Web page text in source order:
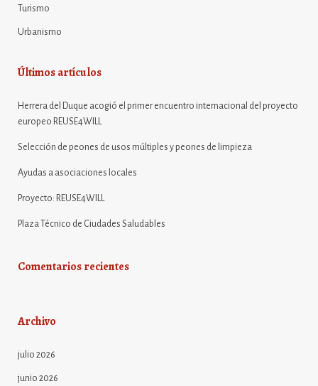
Turismo
Urbanismo
Últimos artículos
Herrera del Duque acogió el primer encuentro internacional del proyecto
europeo REUSE4WILL
Selección de peones de usos múltiples y peones de limpieza
Ayudas a asociaciones locales
Proyecto: REUSE4WILL
Plaza Técnico de Ciudades Saludables
Comentarios recientes
Archivo
julio 2026
junio 2026